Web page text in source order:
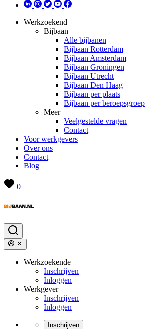
Werkzoekend
Bijbaan
Alle bijbanen
Bijbaan Rotterdam
Bijbaan Amsterdam
Bijbaan Groningen
Bijbaan Utrecht
Bijbaan Den Haag
Bijbaan per plaats
Bijbaan per beroepsgroep
Meer
Veelgestelde vragen
Contact
Voor werkgevers
Over ons
Contact
Blog
0
Werkzoekende
Inschrijven
Inloggen
Werkgever
Inschrijven
Inloggen
Inschrijven